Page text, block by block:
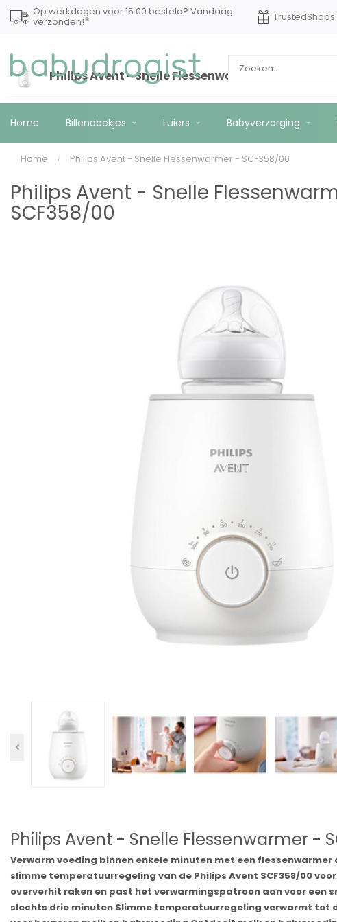
Op werkdagen voor 15:00 besteld? Vandaag
verzonden!*
Home Billendoekjes Luiers Babyverzorging
Home / Philips Avent - Snelle Flessenwarmer - SCF358/00
Philips Avent - Snelle Flessenwarmer - SCF358/00
Philips Avent - Snelle
SCF358/00
Philips Avent - Snelle Flessenwarmer -
Verwarm voeding binnen enkele minuten met een
slimme temperatuurregeling van de Philips Avent SCF358/00
oververhit raken en past het verwarmingspatroon aan voor een
slechts drie minuten Slimme temperatuurregeling verwarmt